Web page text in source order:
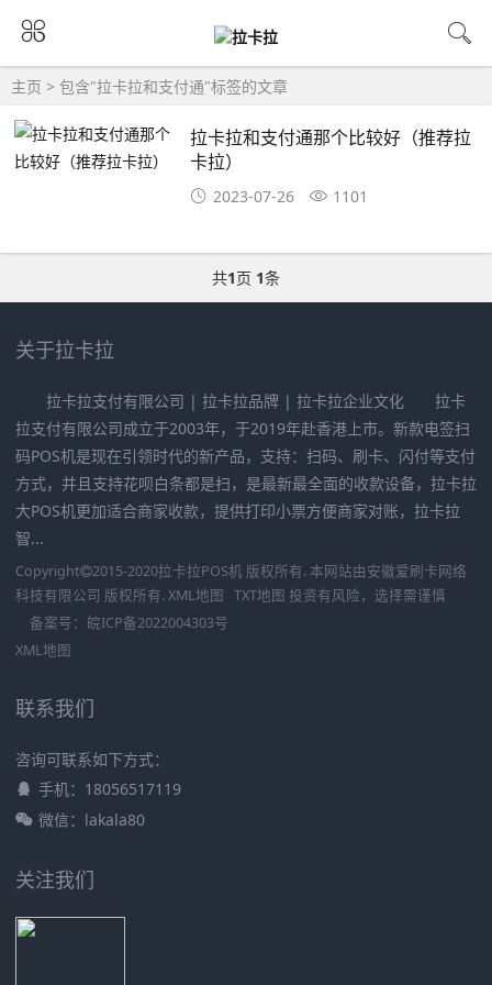
主页 > 包含"拉卡拉和支付通"标签的文章
拉卡拉和支付通那个比较好（推荐拉
卡拉）
2023-07-26 1101
共1页 1条
关于拉卡拉
拉卡拉支付有限公司 | 拉卡拉品牌 | 拉卡拉企业文化 拉卡
拉支付有限公司成立于2003年，于2019年赴香港上市。新款电签扫
码POS机是现在引领时代的新产品，支持：扫码、刷卡、闪付等支付
方式，并且支持花呗白条都是扫，是最新最全面的收款设备，拉卡拉
大POS机更加适合商家收款，提供打印小票方便商家对账，拉卡拉
智...
Copyright 2015-2020拉卡拉POS机 版权所有. 本网站由安徽爱刷卡网络
科技有限公司 版权所有. XML地图 TXT地图 投资有风险，选择需谨慎
备案号： 皖ICP备2022004303号
XML地图
联系我们
咨询可联系如下方式：
手机：18056517119
微信：lakala80
关注我们